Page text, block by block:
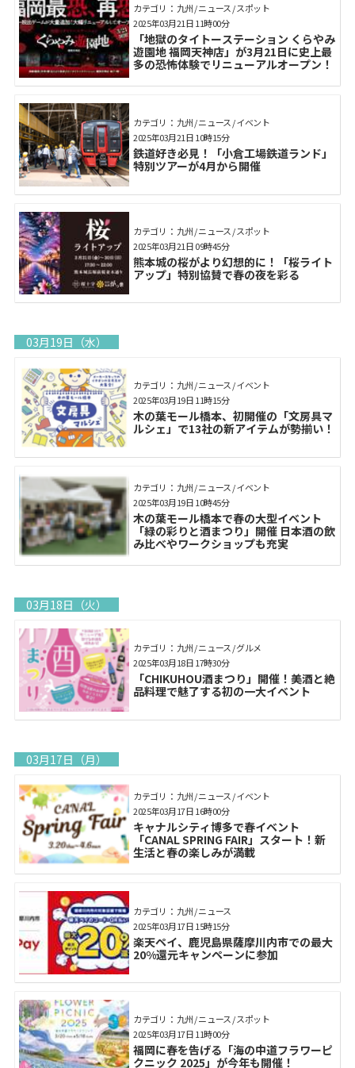
カテゴリ： 九州 / ニュース / スポット
「地獄のタイトーステーション くらやみ
遊園地 福岡天神店」が3月21日に史上最
多の恐怖体験でリニューアルオープン！
2025年03月21日 11時00分
カテゴリ： 九州 / ニュース / イベント
鉄道好き必見！「小倉工場鉄道ランド」
特別ツアーが4月から開催
2025年03月21日 10時15分
カテゴリ： 九州 / ニュース / スポット
熊本城の桜がより幻想的に！「桜ライト
アップ」特別協賛で春の夜を彩る
2025年03月21日 09時45分
03月19日（水）
カテゴリ： 九州 / ニュース / イベント
木の葉モール橋本、初開催の「文房具マ
ルシェ」で13社の新アイテムが勢揃い！
2025年03月19日 11時15分
カテゴリ： 九州 / ニュース / イベント
木の葉モール橋本で春の大型イベント
「緑の彩りと酒まつり」開催 日本酒の飲
み比べやワークショップも充実
2025年03月19日 10時45分
03月18日（火）
カテゴリ： 九州 / ニュース / グルメ
「CHIKUHOU酒まつり」開催！美酒と絶
品料理で魅了する初の一大イベント
2025年03月18日 17時30分
03月17日（月）
カテゴリ： 九州 / ニュース / イベント
キャナルシティ博多で春イベント
「CANAL SPRING FAIR」スタート！新
生活と春の楽しみが満載
2025年03月17日 16時00分
カテゴリ： 九州 / ニュース
楽天ペイ、鹿児島県薩摩川内市での最大
20%還元キャンペーンに参加
2025年03月17日 15時15分
カテゴリ： 九州 / ニュース / スポット
福岡に春を告げる「海の中道フラワーピ
クニック 2025」が今年も開催！
2025年03月17日 11時00分